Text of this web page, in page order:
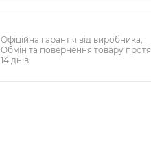
Офіційна гарантія від виробника,
Обмін та повернення товару
14 днів